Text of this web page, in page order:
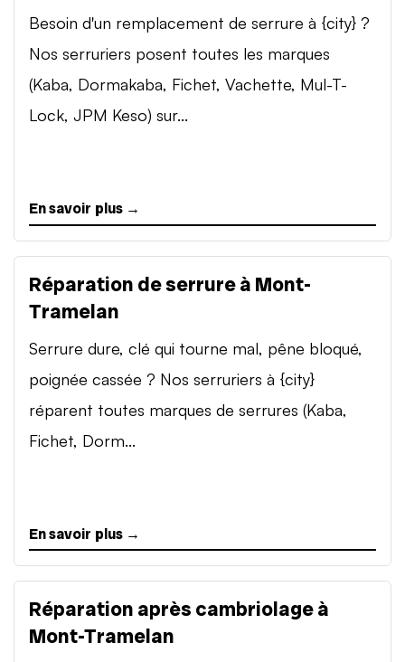
Besoin d'un remplacement de serrure à {city} ?
Nos serruriers posent toutes les marques
(Kaba, Dormakaba, Fichet, Vachette, Mul-T-
Lock, JPM Keso) sur...
En savoir plus →
Réparation de serrure à Mont-
Tramelan
Serrure dure, clé qui tourne mal, pêne bloqué,
poignée cassée ? Nos serruriers à {city}
réparent toutes marques de serrures (Kaba,
Fichet, Dorm...
En savoir plus →
Réparation après cambriolage à
Mont-Tramelan